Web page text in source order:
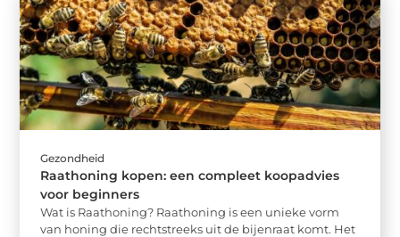
Gezondheid
Raathoning kopen: een compleet koopadvies
voor beginners
Wat is Raathoning? Raathoning is een unieke vorm
van honing die rechtstreeks uit de bijenraat komt. Het